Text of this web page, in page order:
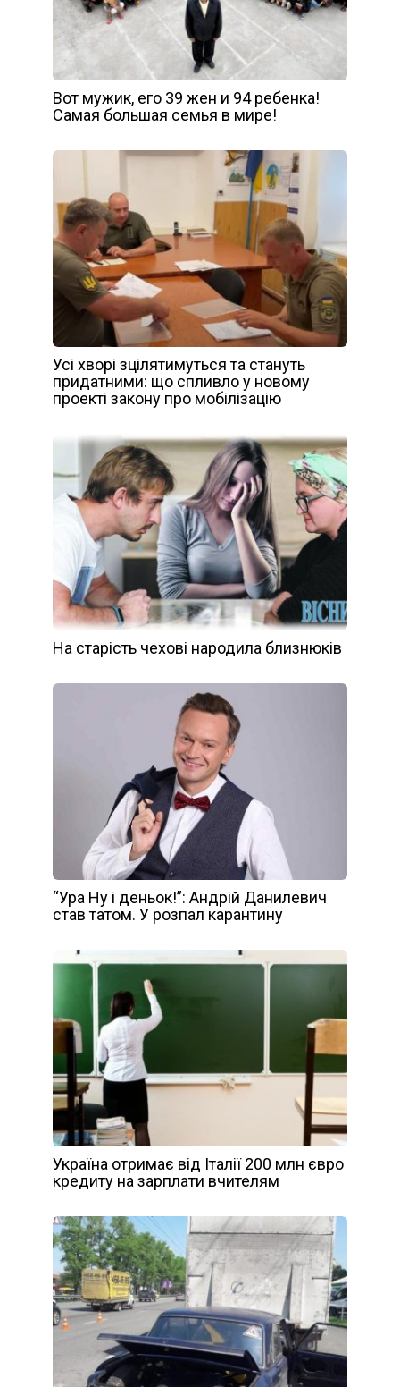
Вот мужик, его 39 жен и 94 ребенка!
Самая большая семья в мире!
Усі хворі зцілятимуться та стануть
придатними: що спливло у новому
проекті закону про мобілізацію
На старість чехові народила близнюків
“Ура Ну і деньок!”: Андрій Данилевич
став татом. У розпал карантину
Україна отримає від Італії 200 млн євро
кредиту на зарплати вчителям